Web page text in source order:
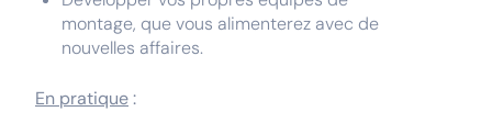
montage, que vous alimenterez avec de
nouvelles affaires.
En pratique: